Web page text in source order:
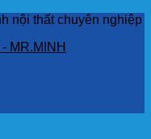
nội thất chuyên nghiệp
MR.MINH